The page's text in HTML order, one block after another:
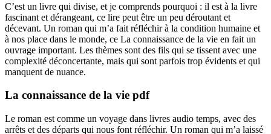
C’est un livre qui divise, et je comprends pourquoi : il est à la livre
fascinant et dérangeant, ce lire peut être un peu déroutant et
décevant. Un roman qui m’a fait réfléchir à la condition humaine et
à nos place dans le monde, ce La connaissance de la vie en fait un
ouvrage important. Les thèmes sont des fils qui se tissent avec une
complexité déconcertante, mais qui sont parfois trop évidents et qui
manquent de nuance.
La connaissance de la vie pdf
Le roman est comme un voyage dans livres audio temps, avec des
arrêts et des départs qui nous font réfléchir. Un roman qui m’a laissé